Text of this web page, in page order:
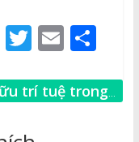
T
it
E
ai
S
ar
trí tuệ trong